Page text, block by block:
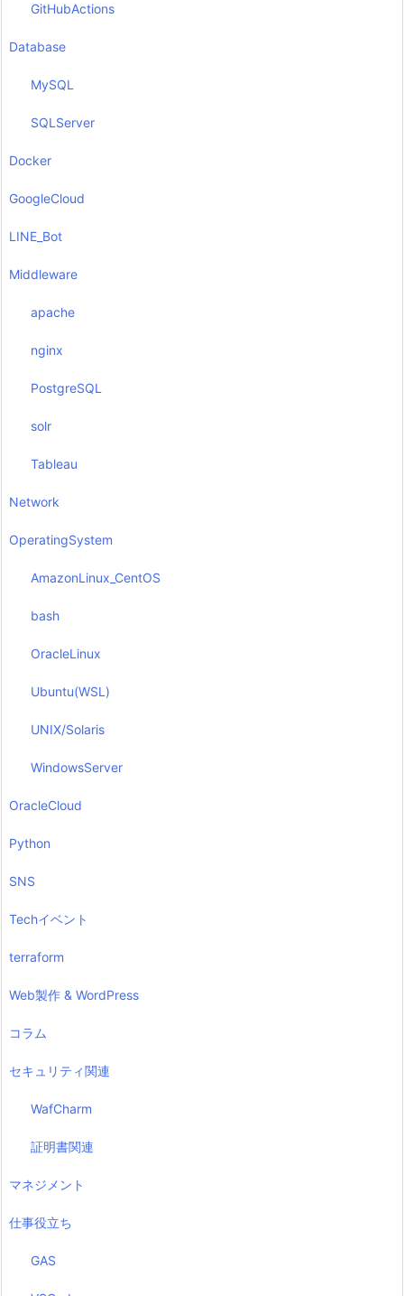
GitHubActions
Database
MySQL
SQLServer
Docker
GoogleCloud
LINE_Bot
Middleware
apache
nginx
PostgreSQL
solr
Tableau
Network
OperatingSystem
AmazonLinux_CentOS
bash
OracleLinux
Ubuntu(WSL)
UNIX/Solaris
WindowsServer
OracleCloud
Python
SNS
Techイベント
terraform
Web製作 & WordPress
コラム
セキュリティ関連
WafCharm
証明書関連
マネジメント
仕事役立ち
GAS